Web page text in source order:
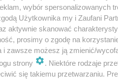
DATA
w nocy z soboty na
wybór spersonalizowanych
Użytkownika my i Zaufani
aktywnie skanować
prosimy o zgodę na
i zawsze możesz ją zmienić/
strony
. Niektóre rodzaje
się takiemu przetwarzaniu.